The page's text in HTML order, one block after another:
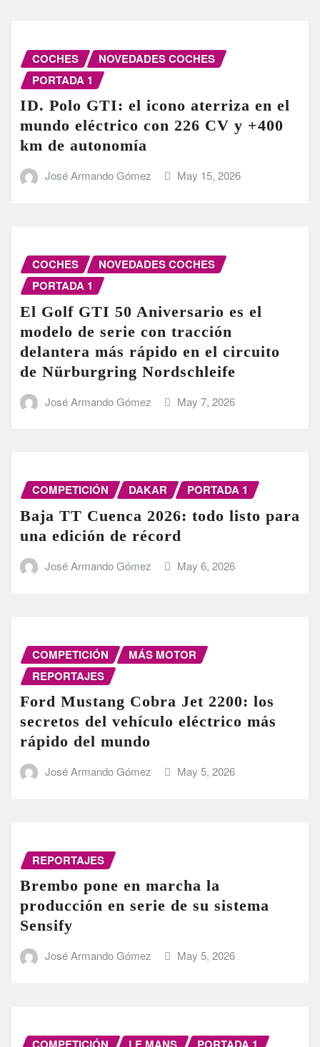
COCHES
NOVEDADES COCHES
PORTADA 1
ID. Polo GTI: el icono aterriza en el
mundo eléctrico con 226 CV y +400
km de autonomía
José Armando Gómez May 15, 2026
COCHES
NOVEDADES COCHES
PORTADA 1
El Golf GTI 50 Aniversario es el
modelo de serie con tracción
delantera más rápido en el circuito
de Nürburgring Nordschleife
José Armando Gómez May 7, 2026
COMPETICIÓN DAKAR PORTADA 1
Baja TT Cuenca 2026: todo listo para
una edición de récord
José Armando Gómez May 6, 2026
COMPETICIÓN
MÁS MOTOR
REPORTAJES
Ford Mustang Cobra Jet 2200: los
secretos del vehículo eléctrico más
rápido del mundo
José Armando Gómez May 5, 2026
REPORTAJES
Brembo pone en marcha la
producción en serie de su sistema
Sensify
José Armando Gómez May 5, 2026